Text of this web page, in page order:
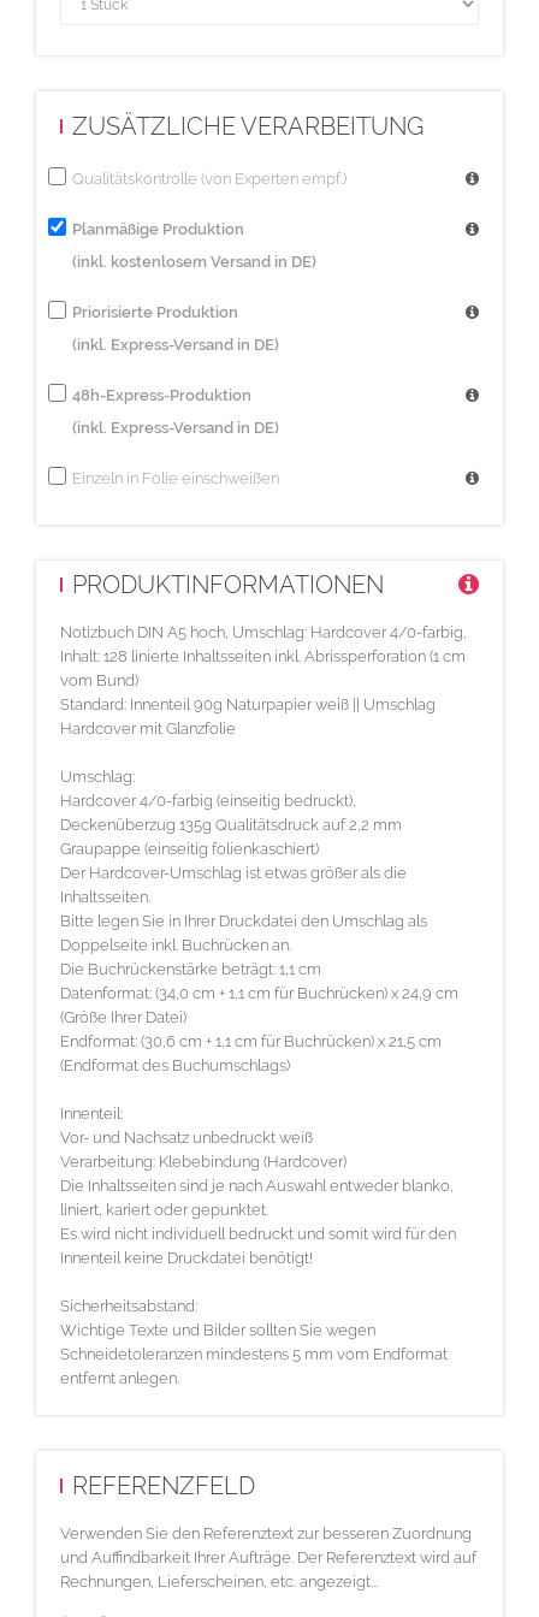
Es wird nicht individuell bedruckt und somit wird für den Innenteil
Sicherheitsabstand:
mindestens 5 mm vom Endformat entfernt anlegen.
ZUSÄTZLICHE VERARBEITUNG
Qualitätskontrolle (von Experten empf.)
Planmäßige Produktion
(inkl. kostenlosem Versand in DE)
Priorisierte Produktion
(inkl. Express-Versand in DE)
48h-Express-Produktion
(inkl. Express-Versand in DE)
Einzeln in Folie einschweißen
PRODUKTINFORMATIONEN
Notizbuch DIN A5 hoch, Umschlag: Hardcover 4/0-farbig,
Inhalt: 128 linierte Inhaltsseiten inkl. Abrissperforation (1 cm
vom Bund)
Standard: Innenteil 90g Naturpapier weiß || Umschlag
Hardcover mit Glanzfolie
Umschlag:
Hardcover 4/0-farbig (einseitig bedruckt),
Deckenüberzug 135g Qualitätsdruck auf 2,2 mm
Graupappe (einseitig folienkaschiert)
Der Hardcover-Umschlag ist etwas größer als die
Inhaltsseiten.
Bitte legen Sie in Ihrer Druckdatei den Umschlag als
Doppelseite inkl. Buchrücken an.
Die Buchrückenstärke beträgt: 1,1 cm
Datenformat: (34,0 cm + 1,1 cm für Buchrücken) x 24,9 cm
(Größe Ihrer Datei)
Endformat: (30,6 cm + 1,1 cm für Buchrücken) x 21,5 cm
(Endformat des Buchumschlags)
Innenteil:
Vor- und Nachsatz unbedruckt weiß
Verarbeitung: Klebebindung (Hardcover)
Die Inhaltsseiten sind je nach Auswahl entweder blanko,
liniert, kariert oder gepunktet.
Es wird nicht individuell bedruckt und somit wird für den
Innenteil keine Druckdatei benötigt!
Sicherheitsabstand:
Wichtige Texte und Bilder sollten Sie wegen
Schneidetoleranzen mindestens 5 mm vom Endformat
entfernt anlegen.
REFERENZFELD
Verwenden Sie den Referenztext zur besseren Zuordnung
und Auffindbarkeit Ihrer Aufträge. Der Referenztext wird auf
Rechnungen, Lieferscheinen, etc. angezeigt...